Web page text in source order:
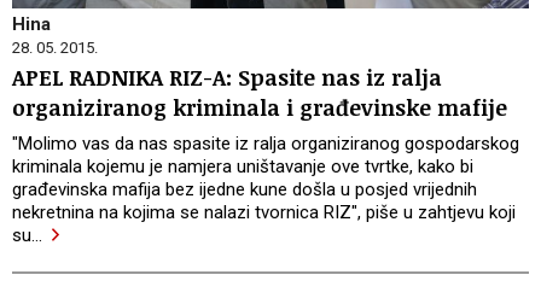
Hina
28. 05. 2015.
APEL RADNIKA RIZ-A: Spasite nas iz ralja
organiziranog kriminala i građevinske mafije
"Molimo vas da nas spasite iz ralja organiziranog gospodarskog
kriminala kojemu je namjera uništavanje ove tvrtke, kako bi
građevinska mafija bez ijedne kune došla u posjed vrijednih
nekretnina na kojima se nalazi tvornica RIZ", piše u zahtjevu koji
su…